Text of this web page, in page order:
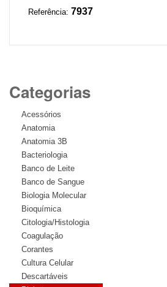
Referência: 7937
Categorias
Acessórios
Anatomia
Anatomia 3B
Bacteriologia
Banco de Leite
Banco de Sangue
Biologia Molecular
Bioquímica
Citologia/Histologia
Coagulação
Corantes
Cultura Celular
Descartáveis